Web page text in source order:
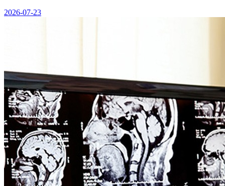
2026-07-23